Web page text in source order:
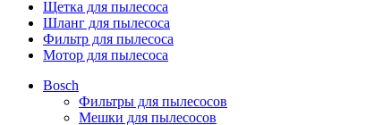
Щетка для пылесоса
Шланг для пылесоса
Фильтр для пылесоса
Мотор для пылесоса
Bosch
Фильтры для пылесосов
Мешки для пылесосов